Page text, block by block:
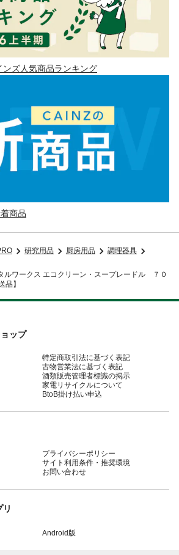
ンズ人気商品ランキング
商品
研究用品 厨房用品
調理器具
ルワークス エコクリーン・スープレードル ７０
品】
ップ
特定商取引法に基づく表記
古物営業法に基づく表記
酒類販売管理者標識の掲示
家電リサイクルについて
BtoB掛け払い申込
プライバシーポリシー
サイト利用条件・推奨環境
お問い合わせ
Android版